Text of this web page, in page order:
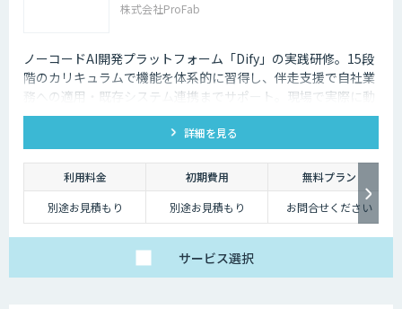
株式会社ProFab
ノーコードAI開発プラットフォーム「Dify」の実践研修。15段
階のカリキュラムで機能を体系的に習得し、伴走支援で自社業
務への適用・既存システム連携までサポート。現場で実際に動
くAIツールを自分たちで作れる状態を目指します。
詳細を見る
利用料金 初期費用
無料プラン
別途お見積もり
別途お見積もり お問合せください
サービス選択